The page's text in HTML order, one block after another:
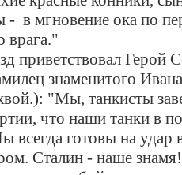
в мгновение ока по
врага."
приветствовал Герой
знаменитого
"Мы, танкисты
что наши танки в
готовы на удар
Сталин - наше